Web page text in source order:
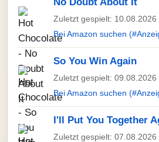
Zuletzt gespielt:
Bei Amazon suchen
So You Win Again
Zuletzt gespielt: 09.08.2026
Bei Amazon suchen
I'll Put You Together
Zuletzt gespielt: